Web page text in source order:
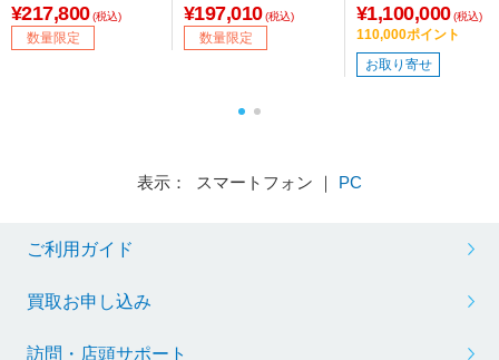
K対応 /BS・CS 4Kチ
ューナー内蔵 /YouTub
e対応］ 【買い替え50
¥217,800 (税込)
数量限定
K対応 /BS・CS 4Kチ
ューナー内蔵 /YouTub
e対応］ 【買い替え50
¥197,010 (税込)
数量限定
K対応 /BS・CS 4Kチ
ューナー内蔵 /
e対応］ 【要事前見積
もり】
¥1,100,000 (税込)
110,000ポイント
お取り寄せ
表示： スマートフォン ｜ PC
ご利用ガイド
買取お申し込み
訪問・店頭サポート